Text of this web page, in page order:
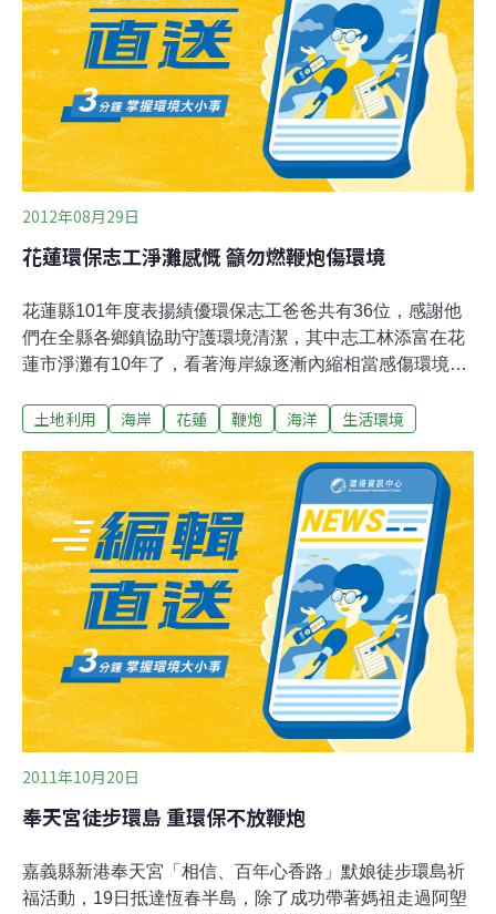
違者處新臺幣3000元以上30000元以下罰款，並令立即改
善，如果未改善者，得按次處罰。
2012年08月29日
花蓮環保志工淨灘感慨 籲勿燃鞭炮傷環境
花蓮縣101年度表揚績優環保志工爸爸共有36位，感謝他
們在全縣各鄉鎮協助守護環境清潔，其中志工林添富在花
蓮市淨灘有10年了，看著海岸線逐漸內縮相當感傷環境變
造垃圾很不好。來自救國團花蓮縣真善美聯誼會所推薦的
的地方就是花蓮市海邊，包括南濱海岸、七星潭海岸等淨
灘工作，一做就是10年，林爸爸說這10年環境變遷，海岸
越來越靠近，大自然的力量令人敬畏，也讓他更在意人們
的作為，那就是愛護海灘，絕對別在海邊點鞭炮，破壞環
境。
土地利用 海岸 花蓮 鞭炮 海洋 生活環境
2011年10月20日
奉天宮徒步環島 重環保不放鞭炮
嘉義縣新港奉天宮「相信、百年心香路」默娘徒步環島祈
福活動，19日抵達恆春半島，除了成功帶著媽祖走過阿塱